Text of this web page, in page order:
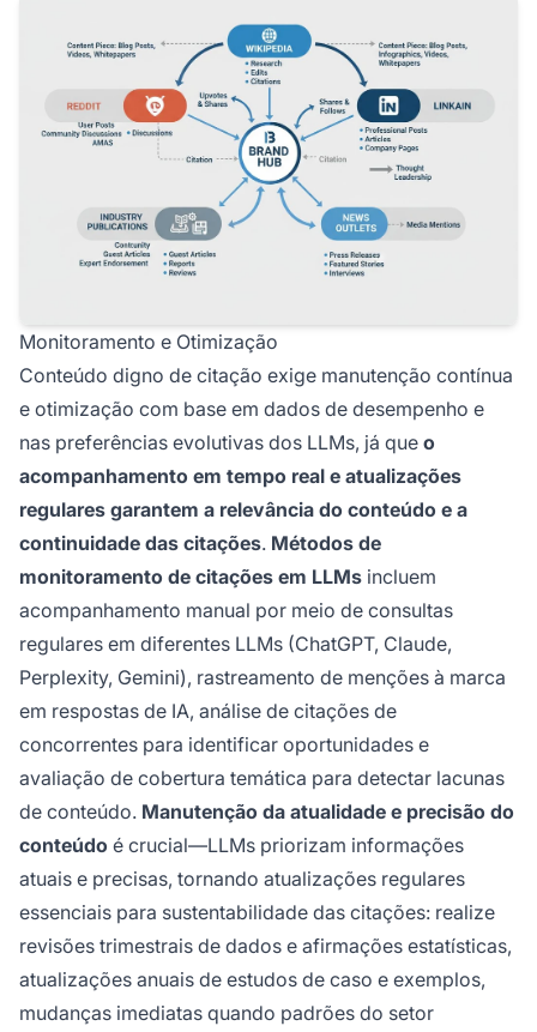
Monitoramento e Otimização
Conteúdo digno de citação exige manutenção contínua
e otimização com base em dados de desempenho e
nas preferências evolutivas dos LLMs, já que o
acompanhamento em tempo real e atualizações
regulares garantem a relevância do conteúdo e a
continuidade das citações. Métodos de
monitoramento de citações em LLMs incluem
acompanhamento manual por meio de consultas
regulares em diferentes LLMs (ChatGPT, Claude,
Perplexity, Gemini), rastreamento de menções à marca
em respostas de IA, análise de citações de
concorrentes para identificar oportunidades e
avaliação de cobertura temática para detectar lacunas
de conteúdo. Manutenção da atualidade e precisão do
conteúdo é crucial—LLMs priorizam informações
atuais e precisas, tornando atualizações regulares
essenciais para sustentabilidade das citações: realize
revisões trimestrais de dados e afirmações estatísticas,
atualizações anuais de estudos de caso e exemplos,
mudanças imediatas quando padrões do setor